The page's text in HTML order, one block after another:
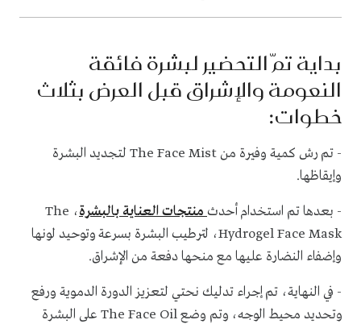
بداية تمّ التحضير لبشرة فائقة
النعومة والإشراق قبل العرض بثلاث
خطوات:
- تم رش كمية وفيرة من The Face Mist لتجديد البشرة
وإيقاظها.
- بعدها تم استخدام أحدث منتجات العناية بالبشرة
، The
Hydrogel Face Mask، لترطيب البشرة بسرعة وتوحيد لونها
وإضفاء النضارة عليها مع منحها دفعة من الإشراق.
- في النهاية، تم إجراء تدليك نحتي لتعزيز الدورة الدموية ورفع
وتحديد محيط الوجه، وتم وضع The Face Oil على البشرة